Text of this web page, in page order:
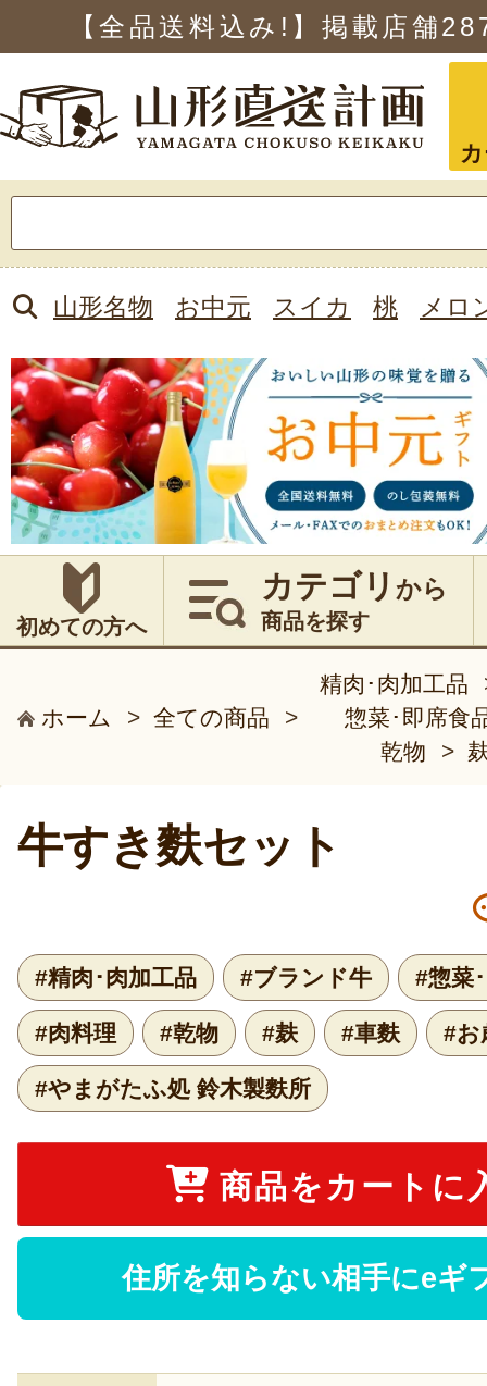
【全品送料込み!】掲載店舗
索:
山形名物 お中元 スイカ 桃 メロ
初めての方へ
カテゴリ から
商品を探す
ホーム > 全ての商品 >
精肉･肉加工品
惣菜･即席食
乾物
>
牛すき麩セット
#精肉･肉加工品 #ブランド牛 #惣菜
#肉料理 #乾物 #麸 #車麩 #お
#やまがたふ処 鈴木製麩所
商品をカートに
住所を知らない相手にeギ